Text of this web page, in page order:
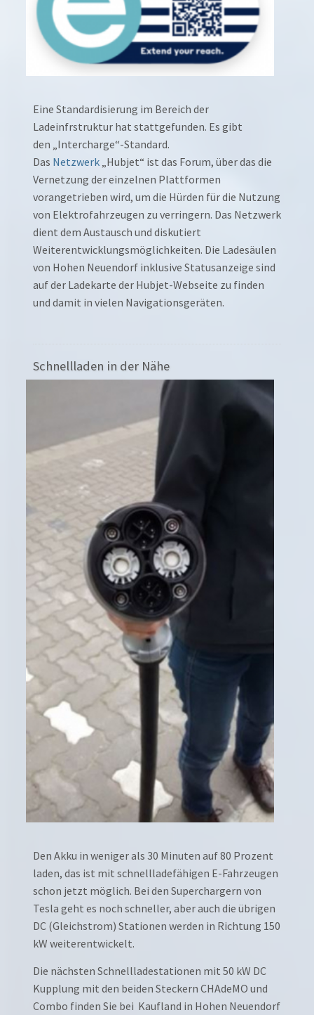
Eine Standardisierung im Bereich der
Ladeinfrstruktur hat stattgefunden. Es gibt
den „Intercharge“-Standard.
Das Netzwerk „Hubjet“ ist das Forum, über das die
Vernetzung der einzelnen Plattformen
vorangetrieben wird, um die Hürden für die Nutzung
von Elektrofahrzeugen zu verringern. Das Netzwerk
dient dem Austausch und diskutiert
Weiterentwicklungsmöglichkeiten. Die Ladesäulen
von Hohen Neuendorf inklusive Statusanzeige sind
auf der Ladekarte der Hubjet-Webseite zu finden
und damit in vielen Navigationsgeräten.
Schnellladen in der Nähe
Den Akku in weniger als 30 Minuten auf 80 Prozent
laden, das ist mit schnellladefähigen E-Fahrzeugen
schon jetzt möglich. Bei den Superchargern von
Tesla geht es noch schneller, aber auch die übrigen
DC (Gleichstrom) Stationen werden in Richtung 150
kW weiterentwickelt.
Die nächsten Schnellladestationen mit 50 kW DC
Kupplung mit den beiden Steckern CHAdeMO und
Combo finden Sie bei Kaufland in Hohen Neuendorf